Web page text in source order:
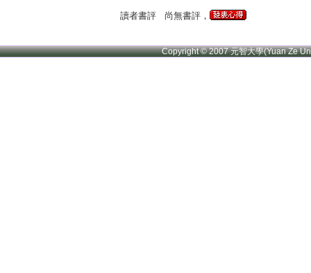
讀者書評 尚無書評，
Copyright © 2007 元智大學(Yuan Ze